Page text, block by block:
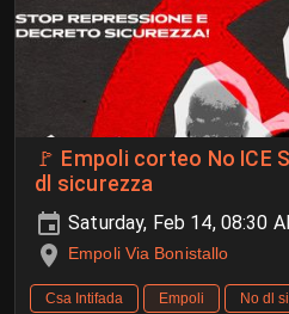
🚩 Empoli corteo No ICE
dl sicurezza
Saturday, Feb 14, 08:30
Empoli Via Bonistallo
Csa Intifada Empoli No dl